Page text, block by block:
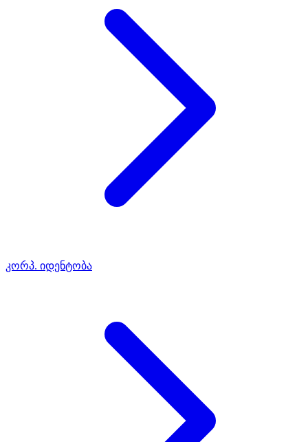
კორპ. იდენტობა